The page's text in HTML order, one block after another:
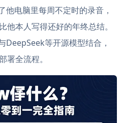
电脑里每周不定时的录音，
他本人写得还好的年终总结。
等开源模型结合，
署全流程。